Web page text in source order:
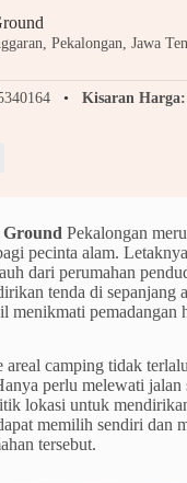
Pekalongan, Jawa
Kisaran Harga:
Ground Pekalongan
pecinta alam.
dari perumahan
tenda di sepanjang
menikmati pemadangan
areal camping tidak
perlu melewati jalan
lokasi untuk
memilih sendiri dan
tersebut.